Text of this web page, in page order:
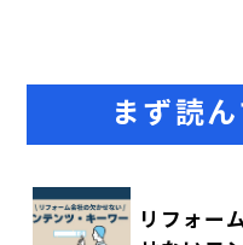
まず読
リフォー